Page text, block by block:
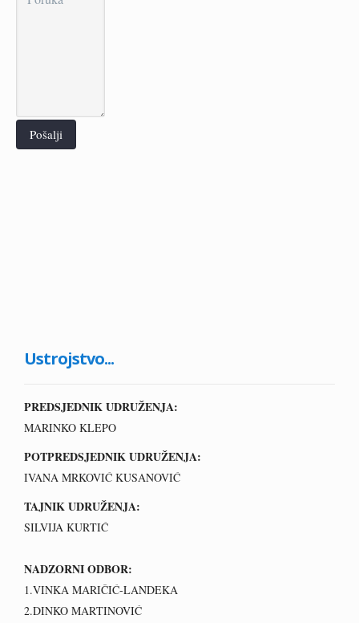
Pošalji
Ustrojstvo...
PREDSJEDNIK UDRUŽENJA:
MARINKO KLEPO
POTPREDSJEDNIK UDRUŽENJA:
IVANA MRKOVIĆ KUSANOVIĆ
TAJNIK UDRUŽENJA:
SILVIJA KURTIĆ
NADZORNI ODBOR:
1.VINKA MARIČIĆ-LANDEKA
2.DINKO MARTINOVIĆ